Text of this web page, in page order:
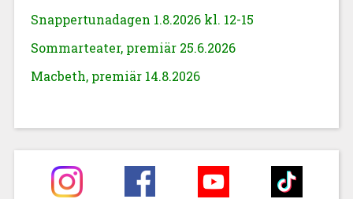
Snappertunadagen 1.8.2026 kl. 12-15
Sommarteater, premiär 25.6.2026
Macbeth, premiär 14.8.2026